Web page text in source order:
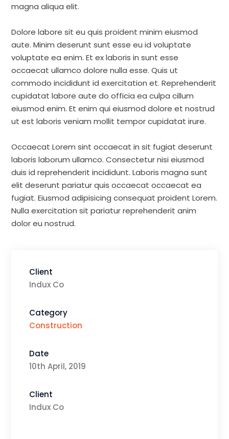
magna aliqua elit.
Dolore labore sit eu quis proident minim eiusmod
aute. Minim deserunt sunt esse eu id voluptate
voluptate ea enim. Et ex laboris in sunt esse
occaecat ullamco dolore nulla esse. Quis ut
commodo incididunt id exercitation et. Reprehenderit
cupidatat labore aute do officia ea culpa cillum
eiusmod enim. Et enim qui eiusmod dolore et nostrud
ut est laboris veniam mollit tempor cupidatat irure.
Occaecat Lorem sint occaecat in sit fugiat deserunt
laboris laborum ullamco. Consectetur nisi eiusmod
duis id reprehenderit incididunt. Laboris magna sunt
elit deserunt pariatur quis occaecat occaecat ea
fugiat. Eiusmod adipisicing consequat proident Lorem.
Nulla exercitation sit pariatur reprehenderit anim
dolor eu nostrud.
Client
Indux Co
Category
Construction
Date
10th April, 2019
Client
Indux Co